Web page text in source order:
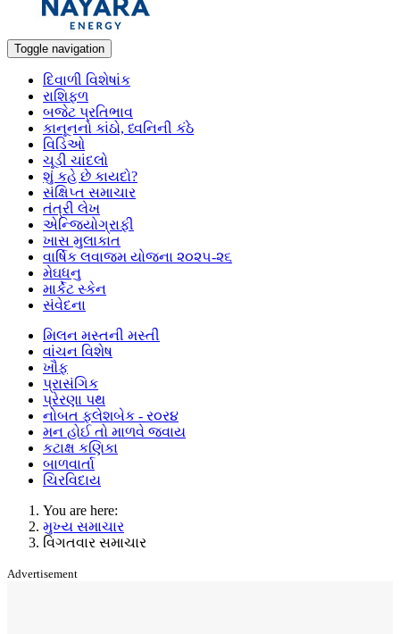
Toggle navigation
દિવાળી વિશેષાંક
રાશિફળ
બજેટ પ્રતિભાવ
કાનૂનનો કાંઠો, ધ્વનિની કંઠે
વિડિઓ
ચૂડી ચાંદલો
શું કહે છે કાયદો?
સંક્ષિપ્ત સમાચાર
તંત્રી લેખ
એન્જિયોગ્રાફી
ખાસ મુલાકાત
વાર્ષિક લવાજમ યોજના ૨૦૨૫-૨૬
મેઘધનુ
માર્કેટ સ્કેન
સંવેદના
મિલન મસ્તની મસ્તી
વાંચન વિશેષ
ખૌફ
પ્રાસંગિક
પ્રેરણા પથ
નોબત ફ્લેશબેક - ર૦ર૪
મન હોઈ તો માળવે જવાય
કટાક્ષ કણિકા
બાળવાર્તા
ચિરવિદાય
You are here:
મુખ્ય સમાચાર
વિગતવાર સમાચાર
Advertisement